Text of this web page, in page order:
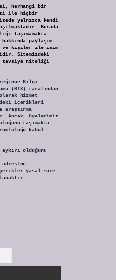
herhangi bir
ile hiçbir
yalnızca kendi
Burada
taşımamakta
paylaşım
ve kişiler ile isim
Sitemizdeki
tavsiye niteliği
Bilgi
(BTK) tarafından
hizmet
içerikleri
araştırma
Ancak, üyelerimiz
taşımakta
kabul
olduğunu
yasal süre